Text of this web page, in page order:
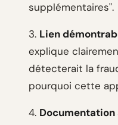
supplémentaires".
3. Lien
explique
détecterait la
pourquoi cette
4.